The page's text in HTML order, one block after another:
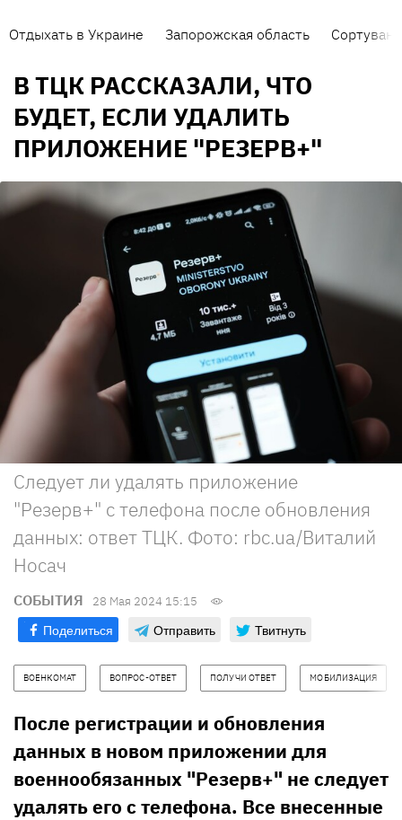
Отдыхать в Украине Запорожская область
В ТЦК РАССКАЗАЛИ, ЧТО
БУДЕТ, ЕСЛИ УДАЛИТЬ
ПРИЛОЖЕНИЕ "РЕЗЕРВ+"
Следует ли удалять приложение
"Резерв+" с телефона после обновления
данных: ответ ТЦК. Фото: rbc.ua/Виталий
Носач
СОБЫТИЯ 28 Мая 2024 15:15
Поделиться Отправить Твитнуть
ВОЕНКОМАТ ВОПРОС-ОТВЕТ ПОЛУЧИ ОТВЕТ МОБИЛИЗАЦИЯ
После регистрации и обновления
данных в новом приложении для
военнообязанных "Резерв+" не следует
удалять его с телефона. Все внесенные